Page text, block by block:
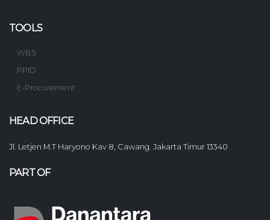
TOOLS
WBS
PPID
E-Procurement
HEAD OFFICE
Jl. Letjen M.T Haryono Kav 8, Cawang. Jakarta Timur 13340
PART OF